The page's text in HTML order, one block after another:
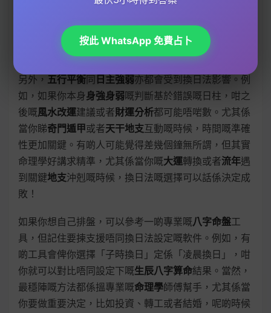
傅用邊一種換日法，避免因為呢個細節而影響成個
嘅準確度。
另外， 五行平衡同 日主強弱亦都會受到換日法影響。例
如，如果你本身身強身弱嘅判斷基於錯誤嘅日柱，咁之
後嘅風水改運建議或者財運分析都可能唔啱數。尤其係
當你睇奇門遁甲或者天干地支互動嘅時候，時間嘅準確
性更加關鍵。有啲人可能覺得差幾個鐘無所謂，但其實
命理學好講求精準，尤其係當你嘅大運轉換或者流年遇
到關鍵地支沖剋嘅時候，換日法嘅選擇可以話係決定成
敗！
如果你想自己排盤，可以參考一啲專業嘅八字命盤工
具，但記住要揀支援唔同換日法設定嘅軟件。例如，有
啲工具會俾你選擇「子時換日」定係「凌晨換日」，咁
你就可以對比唔同設定下嘅生辰八字算命結果。當然，
最穩陣嘅方法都係搵專業嘅命理學師傅幫手，尤其係當
你要做重要決定，比如投資、轉工或者結婚，呢啲時候
按此 WhatsApp 免費占卜